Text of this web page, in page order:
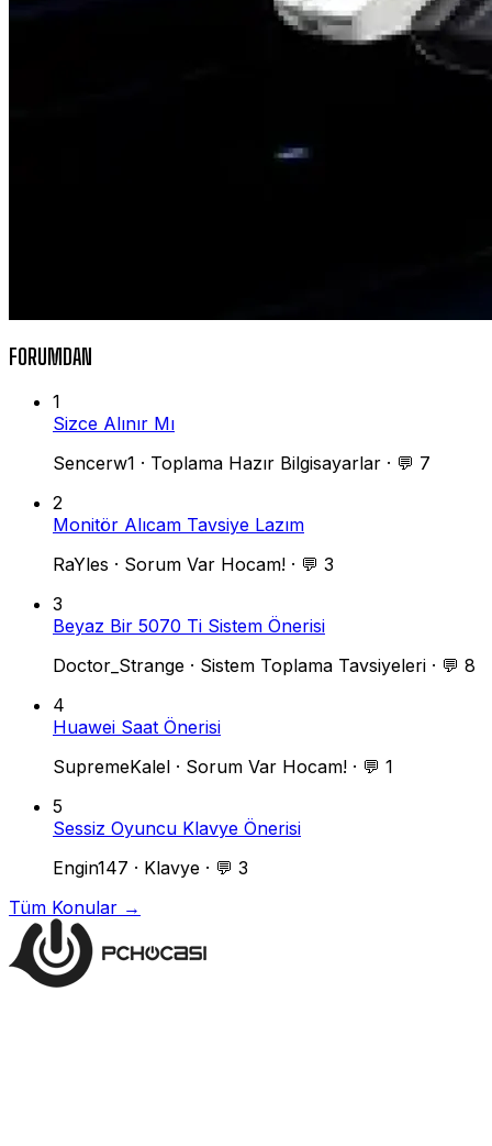
FORUMDAN
1
Sizce Alınır Mı
Sencerw1 · Toplama Hazır Bilgisayarlar · 💬 7
2
Monitör Alıcam Tavsiye Lazım
RaYles · Sorum Var Hocam! · 💬 3
3
Beyaz Bir 5070 Ti Sistem Önerisi
Doctor_Strange · Sistem Toplama Tavsiyeleri · 💬 8
4
Huawei Saat Önerisi
SupremeKalel · Sorum Var Hocam! · 💬 1
5
Sessiz Oyuncu Klavye Önerisi
Engin147 · Klavye · 💬 3
Tüm Konular →